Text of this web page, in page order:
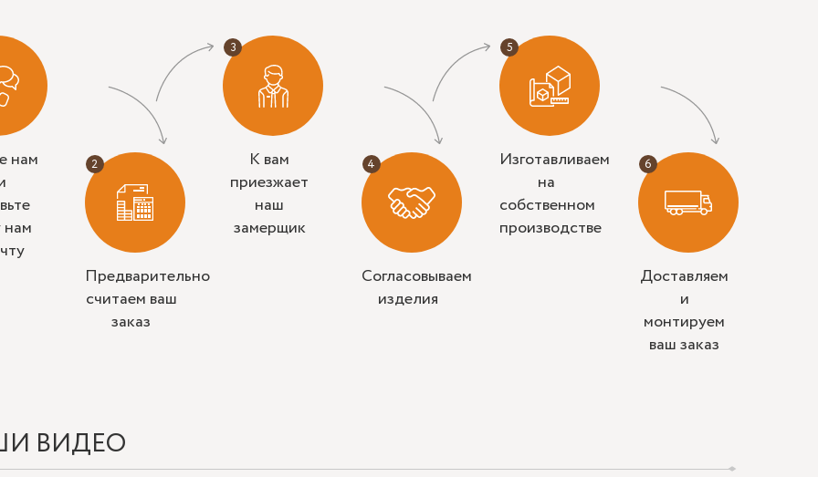
нам
нам
Предварительно
считаем ваш
заказ
К вам
приезжает
наш
замерщик
Согласовываем
изделия
Изготавливаем
на
собственном
производстве
Доставляем
и
монтируем
ваш заказ
ВИДЕО